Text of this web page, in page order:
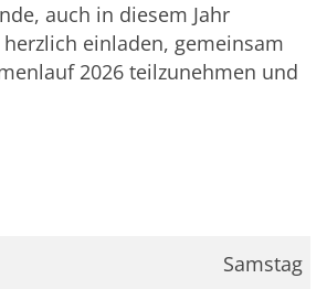
auch in diesem Jahr
einladen, gemeinsam
2026 teilzunehmen und
Samstag